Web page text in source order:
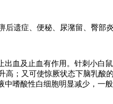
遗症、便秘、尿潴留、臀部炎
血及止血有作用。针刺小
；又可使惊厥状态下脑乳
嗜酸性白细胞明显减少，一